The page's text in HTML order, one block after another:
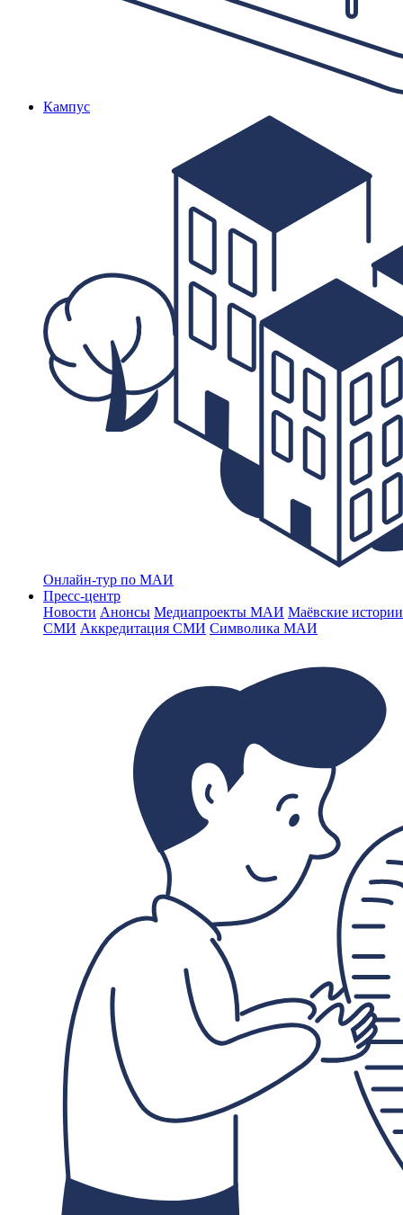
Кампус
Онлайн-тур по МАИ
Пресс-центр
Новости Анонсы Медиапроекты МАИ Маёвские
СМИ Аккредитация СМИ Символика МАИ